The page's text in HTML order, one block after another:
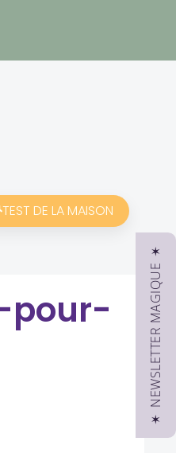
TEST DE LA MAISON
pour-
✶ NEWSLETTER MAGIQUE ✶